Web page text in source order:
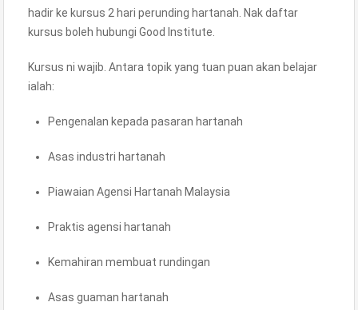
hadir ke kursus 2 hari perunding hartanah. Nak daftar
kursus boleh hubungi Good Institute.
Kursus ni wajib. Antara topik yang tuan puan akan belajar
ialah:
Pengenalan kepada pasaran hartanah
Asas industri hartanah
Piawaian Agensi Hartanah Malaysia
Praktis agensi hartanah
Kemahiran membuat rundingan
Asas guaman hartanah